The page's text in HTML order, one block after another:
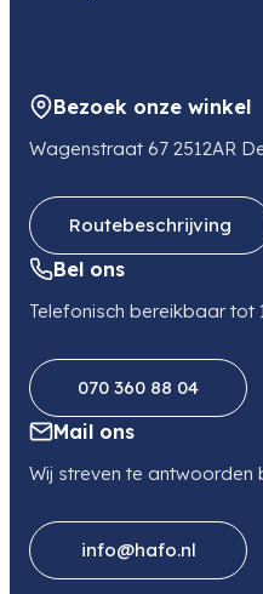
Bezoek onze winkel
Wagenstraat 67 2512AR
Routebeschrijving
Bel ons
Telefonisch bereikbaar tot
070 360 88 04
Mail ons
Wij streven te antwoorden
info@hafo.nl